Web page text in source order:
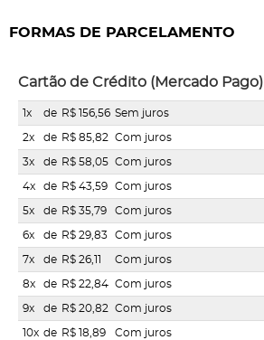
FORMAS DE PARCELAMENTO
Cartão de Crédito (Mercado Pago)
1x de R$ 156,56 Sem juros
2x de R$ 85,82 Com juros
3x de R$ 58,05 Com juros
4x de R$ 43,59 Com juros
5x de R$ 35,79 Com juros
6x de R$ 29,83 Com juros
7x de R$ 26,11 Com juros
8x de R$ 22,84 Com juros
9x de R$ 20,82 Com juros
10x de R$ 18,89 Com juros